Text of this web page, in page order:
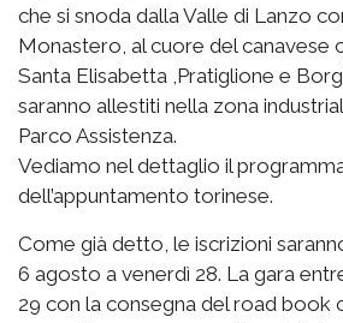
che si snoda dalla Valle di Lanzo
Monastero, al cuore del canavese
Santa Elisabetta ,Pratiglione e
saranno allestiti nella zona
Parco Assistenza.
Vediamo nel dettaglio il
dell’appuntamento torinese.
Come già detto, le iscrizioni
6 agosto a venerdì 28. La gara
29 con la consegna del road book